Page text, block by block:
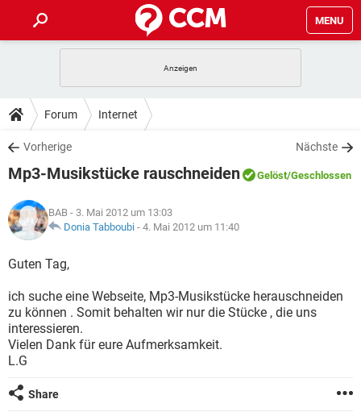
MENU
ANDROID
WINDOWS 10
WHATSAPP TIKTOK
FACEBOOK
TIPPS & TRICKS
SPIELE
WHATSAPP
FACEBOOK
DOWNLOADS
SPIELE STREAMING
ANDROID
WINDOWS 10 INSTAGRAM
WHATSAPP
FORUM
SPIELE
ANDROID
WINDOWS 10
WHATSAPP TIKTOK
FACEBOOK
LEXIKON
SPIELE
WINDOWS 10 INSTAGRAM
WHATSAPP TIKTOK
FACEBOOK
Forum Internet
Vorherige Nächste
Mp3-Musikstücke rauschneiden Gelöst/Geschlossen
BAB - 3. Mai 2012 um 13:03
Donia Tabboubi - 4. Mai 2012 um 11:40
Guten Tag,
ich suche eine Webseite, Mp3-Musikstücke herauschneiden
zu können . Somit behalten wir nur die Stücke , die uns
interessieren.
Vielen Dank für eure Aufmerksamkeit.
L.G
Share